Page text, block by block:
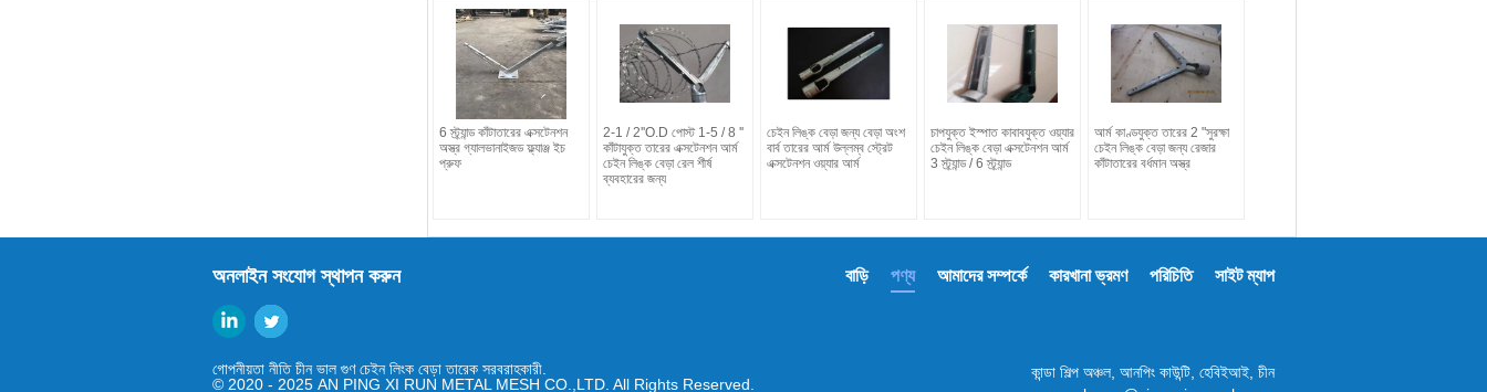
6 স্ট্র্যান্ড কাঁটাতারের এক্সটেনশন
অস্ত্র গ্যালভানাইজড ফ্ল্যাঞ্জ ইচ
প্রুফ
2-1 / 2''O.D পোস্ট 1-5 / 8 ''
কাঁটাযুক্ত তারের এক্সটেনশন আর্ম
চেইন লিঙ্ক বেড়া রেল শীর্ষ
ব্যবহারের জন্য
চেইন লিঙ্ক বেড়া জন্য বেড়া অংশ
বার্ব তারের আর্ম উল্লম্ব স্ট্রেট
এক্সটেনশন ওয়্যার আর্ম
চাপযুক্ত ইস্পাত কাবাবযুক্ত ওয়্যার
চেইন লিঙ্ক বেড়া এক্সটেনশন আর্ম
3 স্ট্র্যান্ড / 6 স্ট্র্যান্ড
আর্ম কাণ্ডযুক্ত তারের 2 "সুরক্ষা
চেইন লিঙ্ক বেড়া জন্য রেজার
কাঁটাতারের বর্ধমান অস্ত্র
অনলাইন সংযোগ স্থাপন করুন সাইট ম্যাপ
পরিচিতি
কারখানা ভ্রমণ
আমাদের সম্পর্কে
পণ্য
বাড়ি
গোপনীয়তা নীতিচীন ভাল গুণ চেইন লিংক বেড়া তারেক সরবরাহকারী.
© 2020 - 2025 AN PING XI RUN METAL MESH CO.,LTD. All Rights Reserved.
কান্ডা শিল্প অঞ্চল, আনপিং কাউন্টি, হেবিইআই, চীন